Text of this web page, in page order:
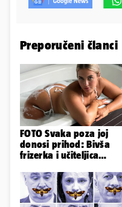
Preporučeni članci
FOTO Svaka poza joj
donosi prihod: Bivša
frizerka i učiteljica
Instagram